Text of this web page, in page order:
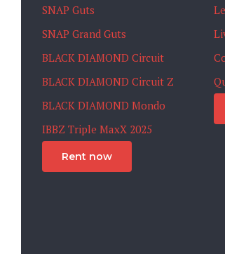
SNAP Guts
SNAP Grand Guts
BLACK DIAMOND Circuit
BLACK DIAMOND Circuit Z
BLACK DIAMOND Mondo
IBBZ Triple MaxX 2025
Rent now